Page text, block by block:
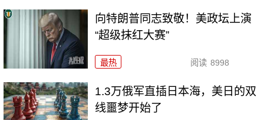
向特朗普同志致敬！美政坛上演
“超级抹红大赛”
最热 阅读 8998
1.3万俄军直插日本海，美日的双
线噩梦开始了